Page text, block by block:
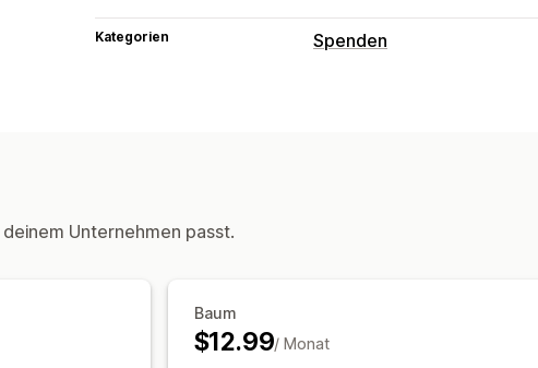
Kategorien Spenden
Unternehmen passt.
Baum
$12.99/ Monat